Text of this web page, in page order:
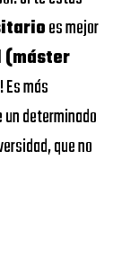
es mejor
(máster
más
determinado
que no